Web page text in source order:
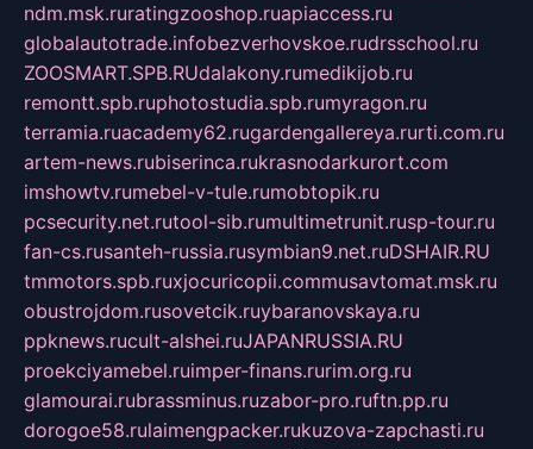
ndm.msk.ruratingzooshop.ruapiaccess.ru
globalautotrade.infobezverhovskoe.rudrsschool.ru
ZOOSMART.SPB.RUdalakony.rumedikijob.ru
remontt.spb.ruphotostudia.spb.rumyragon.ru
terramia.ruacademy62.rugardengallereya.rurti.com.ru
artem-news.rubiserinca.rukrasnodarkurort.com
imshowtv.rumebel-v-tule.rumobtopik.ru
pcsecurity.net.rutool-sib.rumultimetrunit.rusp-tour.ru
fan-cs.rusanteh-russia.rusymbian9.net.ruDSHAIR.RU
tmmotors.spb.ruxjocuricopii.commusavtomat.msk.ru
obustrojdom.rusovetcik.ruybaranovskaya.ru
ppknews.rucult-alshei.ruJAPANRUSSIA.RU
proekciyamebel.ruimper-finans.rurim.org.ru
glamourai.rubrassminus.ruzabor-pro.ruftn.pp.ru
dorogoe58.rulaimengpacker.rukuzova-zapchasti.ru